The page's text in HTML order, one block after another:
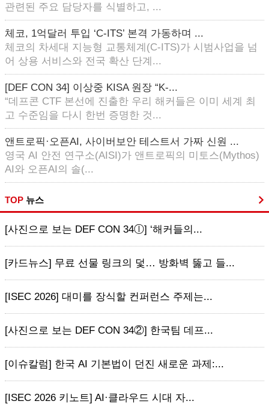
관련된 주요 담당자를 식별하고, ...
체코, 1억달러 투입 ‘C-ITS’ 본격 가동하며 ...
체코의 차세대 지능형 교통체계(C-ITS)가 시범사업을 넘
어 상용 서비스와 전국 확산 단계...
[DEF CON 34] 이상중 KISA 원장 “K-...
“데프콘 CTF 본선에 진출한 우리 해커들은 이미 세계 최
고 수준임을 다시 한번 증명한 것...
앤트로픽·오픈AI, 사이버보안 테스트서 가짜 신원 ...
영국 AI 안전 연구소(AISI)가 앤트로픽의 미토스(Mythos)
AI와 오픈AI의 솔(...
TOP 뉴스
[사진으로 보는 DEF CON 34ⓛ] ‘해커들의...
[카드뉴스] 무료 선물 링크의 덫… 방화벽 뚫고 들...
[ISEC 2026] 대미를 장식할 컨퍼런스 주제는...
[사진으로 보는 DEF CON 34②] 한국팀 데프...
[이슈칼럼] 한국 AI 기본법이 던진 새로운 과제:...
[ISEC 2026 키노트] AI·클라우드 시대 자...